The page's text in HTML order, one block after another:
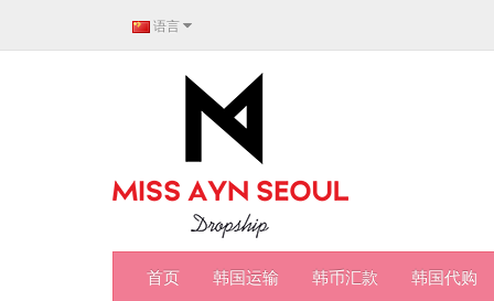
语言
首页 韩国运输 韩币汇款 韩国代购